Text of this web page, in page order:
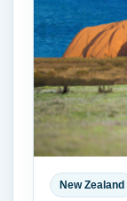
New Zealand